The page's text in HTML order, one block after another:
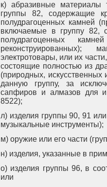
к) абразивные
группы 82, содержащие
полудрагоценных камней
включаемые в группу 82,
полудрагоценных
реконструированных);
электротовары, или их
состоящие полностью из
(природных, искусственных
данную группу, за
сапфиров и алмазов для
8522);
л) изделия группы 90, 91
музыкальные инструменты);
м) оружие или его части
н) изделия, указанные в
о) изделия группы 96, в
или